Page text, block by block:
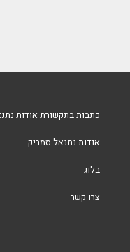
כתבות בתקשורת אודות
אודות נתנאל סמריק
בלוג
צרו קשר